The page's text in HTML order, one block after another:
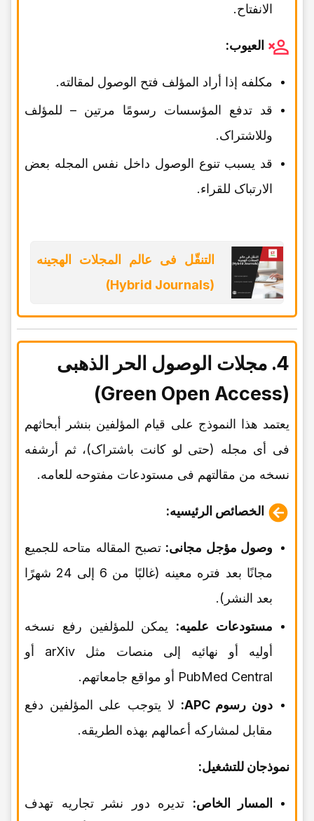
الانفتاح.
العیوب:
مکلفه إذا أراد المؤلف فتح الوصول لمقالته.
قد تدفع المؤسسات رسومًا مرتین – للمؤلف
وللاشتراک.
قد یسبب تنوع الوصول داخل نفس المجله بعض
الارتباک للقراء.
التنقّل فی عالم المجلات الهجینه
(Hybrid Journals)
4. مجلات الوصول الحر الذهبی
(Green Open Access)
یعتمد هذا النموذج على قیام المؤلفین بنشر أبحاثهم
فی أی مجله (حتى لو کانت باشتراک)، ثم أرشفه
نسخه من مقالتهم فی مستودعات مفتوحه للعامه.
الخصائص الرئیسیه:
وصول مؤجل مجانی: تصبح المقاله متاحه للجمیع
مجانًا بعد فتره معینه (غالبًا من 6 إلى 24 شهرًا
بعد النشر).
مستودعات علمیه: یمکن للمؤلفین رفع نسخه
أولیه أو نهائیه إلى منصات مثل arXiv أو
PubMed Central أو مواقع جامعاتهم.
دون رسوم APC:
لا یتوجب على المؤلفین دفع
مقابل لمشارکه أعمالهم بهذه الطریقه.
نموذجان للتشغیل:
المسار الخاص: تدیره دور نشر تجاریه تهدف